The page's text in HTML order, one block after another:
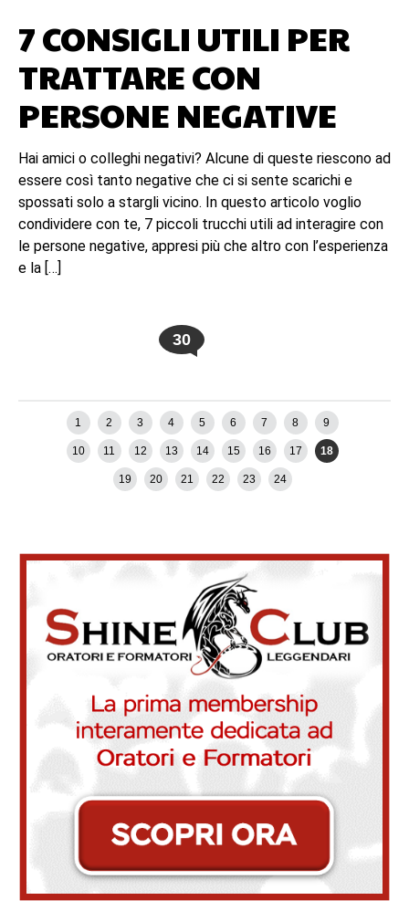
7 CONSIGLI UTILI PER
TRATTARE CON
PERSONE NEGATIVE
Hai amici o colleghi negativi? Alcune di queste riescono ad
essere così tanto negative che ci si sente scarichi e
spossati solo a stargli vicino. In questo articolo voglio
condividere con te, 7 piccoli trucchi utili ad interagire con
le persone negative, appresi più che altro con l’esperienza
e la […]
30
Newer posts
1 2 3 4 5 6 7 8 9
10 11 12 13 14 15 16 17 18
19 20 21 22 23 24
Older posts